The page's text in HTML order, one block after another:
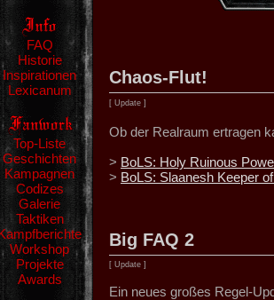
FAQ
Historie
Inspirationen
Lexicanum
Top-Liste
Geschichten
Kampagnen
Codizes
Galerie
Taktiken
Workshop
Projekte
Awards
Chaos-Flut!
[ Update ]
Ob der Realraum ertragen
> BoLS: Holy Ruinous
> BoLS: Slaanesh Keeper
Big FAQ 2
[ Update ]
Ein neues großes Regel-